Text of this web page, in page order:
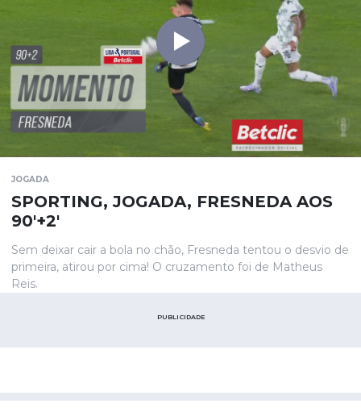
JOGADA
SPORTING, JOGADA, FRESNEDA AOS
90'+2'
Sem deixar cair a bola no chão, Fresneda tentou o desvio de
primeira, atirou por cima! O cruzamento foi de Matheus
Reis.
PUBLICIDADE